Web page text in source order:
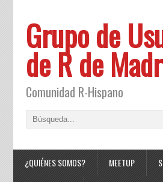
Grupo de
de R de
Comunidad R-Hispano
¿QUIÉNES SOMOS? MEETUP